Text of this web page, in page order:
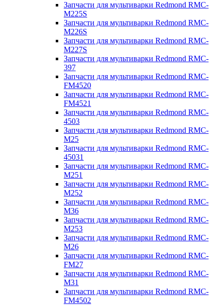
Запчасти для мультиварки Redmond RMC-
M225S
Запчасти для мультиварки Redmond RMC-
M226S
Запчасти для мультиварки Redmond RMC-
M227S
Запчасти для мультиварки Redmond RMC-
397
Запчасти для мультиварки Redmond RMC-
FM4520
Запчасти для мультиварки Redmond RMC-
FM4521
Запчасти для мультиварки Redmond RMC-
4503
Запчасти для мультиварки Redmond RMC-
M25
Запчасти для мультиварки Redmond RMC-
45031
Запчасти для мультиварки Redmond RMC-
M251
Запчасти для мультиварки Redmond RMC-
M252
Запчасти для мультиварки Redmond RMC-
M36
Запчасти для мультиварки Redmond RMC-
M253
Запчасти для мультиварки Redmond RMC-
M26
Запчасти для мультиварки Redmond RMC-
FM27
Запчасти для мультиварки Redmond RMC-
M31
Запчасти для мультиварки Redmond RMC-
FM4502